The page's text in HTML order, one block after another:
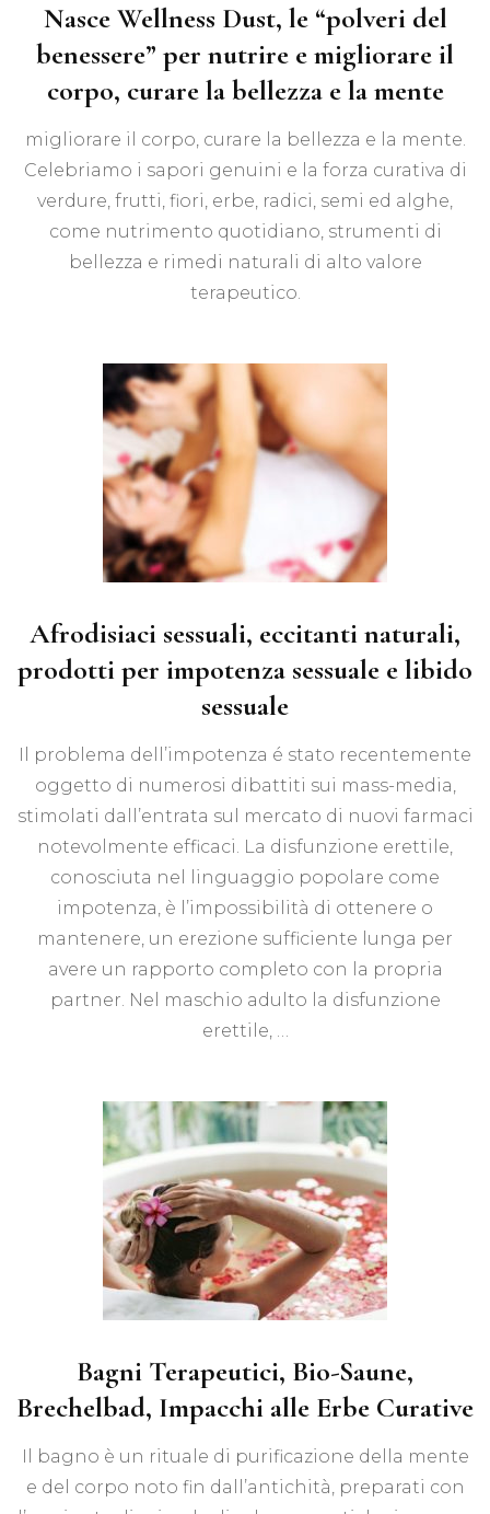
Nasce Wellness Dust, le “polveri del
benessere” per nutrire e migliorare il
corpo, curare la bellezza e la mente
migliorare il corpo, curare la bellezza e la mente.
Celebriamo i sapori genuini e la forza curativa di
verdure, frutti, fiori, erbe, radici, semi ed alghe,
come nutrimento quotidiano, strumenti di
bellezza e rimedi naturali di alto valore
terapeutico.
Afrodisiaci sessuali, eccitanti naturali,
prodotti per impotenza sessuale e libido
sessuale
Il problema dell’impotenza é stato recentemente
oggetto di numerosi dibattiti sui mass-media,
stimolati dall’entrata sul mercato di nuovi farmaci
notevolmente efficaci. La disfunzione erettile,
conosciuta nel linguaggio popolare come
impotenza, è l’impossibilità di ottenere o
mantenere, un erezione sufficiente lunga per
avere un rapporto completo con la propria
partner. Nel maschio adulto la disfunzione
erettile, …
Bagni Terapeutici, Bio-Saune,
Brechelbad, Impacchi alle Erbe Curative
Il bagno è un rituale di purificazione della mente
e del corpo noto fin dall’antichità, preparati con